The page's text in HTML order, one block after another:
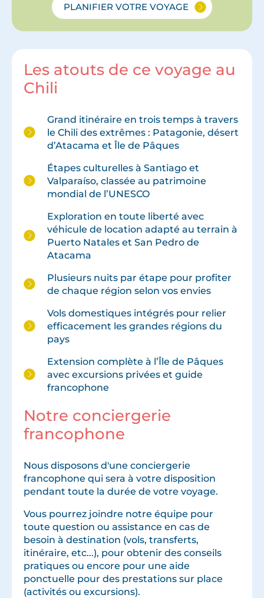
PLANIFIER VOTRE VOYAGE
Les atouts de ce voyage au
Chili
Grand itinéraire en trois temps à travers
le Chili des extrêmes : Patagonie, désert
d’Atacama et Île de Pâques
Étapes culturelles à Santiago et
Valparaíso, classée au patrimoine
mondial de l’UNESCO
Exploration en toute liberté avec
véhicule de location adapté au terrain à
Puerto Natales et San Pedro de
Atacama
Plusieurs nuits par étape pour profiter
de chaque région selon vos envies
Vols domestiques intégrés pour relier
efficacement les grandes régions du
pays
Extension complète à l’Île de Pâques
avec excursions privées et guide
francophone
Notre conciergerie
francophone
Nous disposons d'une conciergerie
francophone qui sera à votre disposition
pendant toute la durée de votre voyage.
Vous pourrez joindre notre équipe pour
toute question ou assistance en cas de
besoin à destination (vols, transferts,
itinéraire, etc...), pour obtenir des conseils
pratiques ou encore pour une aide
ponctuelle pour des prestations sur place
(activités ou excursions).